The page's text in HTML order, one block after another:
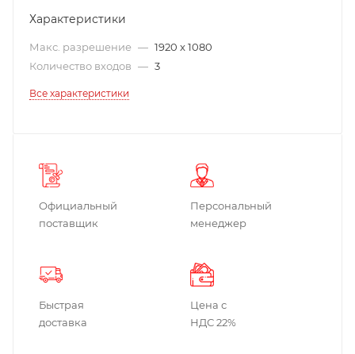
Характеристики
Макс. разрешение — 1920 x 1080
Количество входов — 3
Все характеристики
Официальный
поставщик
Персональный
менеджер
Быстрая
доставка
Цена с
НДС 22%